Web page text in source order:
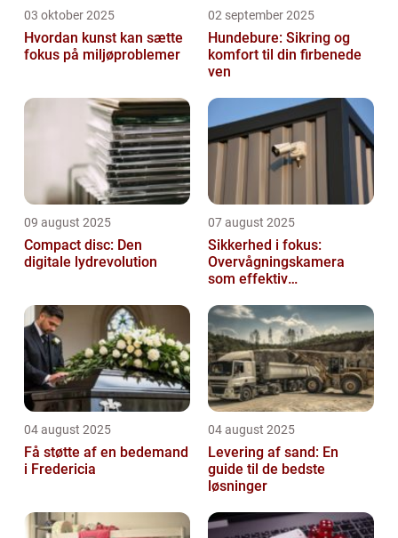
03 oktober 2025
Hvordan kunst kan sætte
fokus på miljøproblemer
02 september 2025
Hundebure: Sikring og
komfort til din firbenede
ven
09 august 2025
Compact disc: Den
digitale lydrevolution
07 august 2025
Sikkerhed i fokus:
Overvågningskamera
som effektiv
04 august 2025
Få støtte af en bedemand
i Fredericia
04 august 2025
Levering af sand: En
guide til de bedste
løsninger